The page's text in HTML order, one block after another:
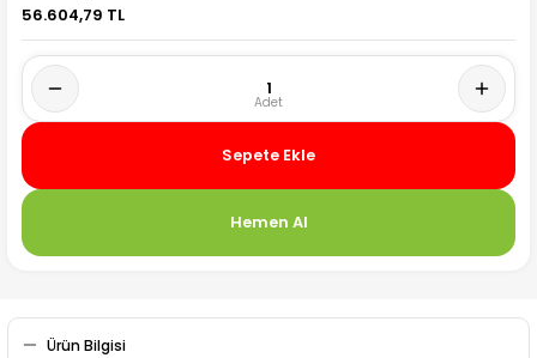
56.604,79 TL
Sepete Ekle
Hemen Al
Ürün Bilgisi